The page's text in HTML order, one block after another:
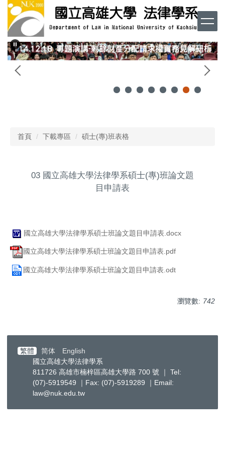
跳
主
要
內
容
首頁 下載專區 碩士(專)班表格
03 國立高雄大學法律學系碩士(專)班論文題
目申請表
國立高雄大學法律學系碩士班論文題目申請表.docx
國立高雄大學法律學系碩士班論文題目申請表.pdf
國立高雄大學法律學系碩士班論文題目申請表.odt
瀏覽數: 742
繁體 简体
English
國立高雄大學法律學系
811726 高雄市楠梓區高雄大學路 700 號 ｜ Tel:
(07)-5919549 ｜Fax: (07)-5919289 ｜Email:
law@nuk.edu.tw